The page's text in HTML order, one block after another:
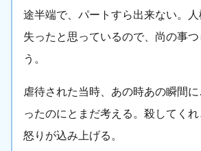
途半端で、パートすら出来ない。
失ったと思っているので、尚の事
う。
虐待された当時、あの時あの瞬間
ったのにとまだ考える。殺してく
怒りが込み上げる。